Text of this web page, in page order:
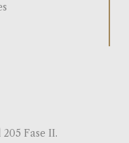
Fase II.